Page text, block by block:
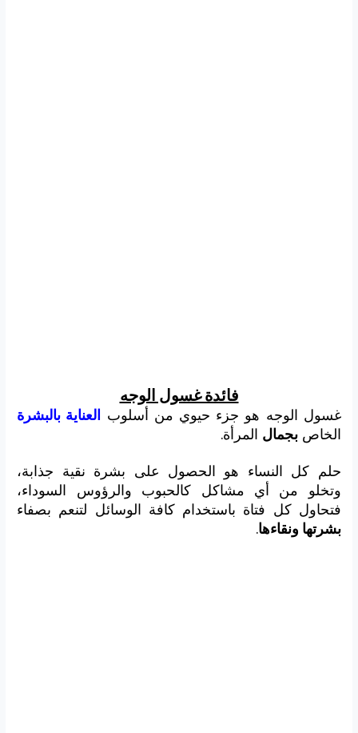
فائدة غسول الوجه
غسول الوجه هو جزء حيوي من أسلوب العناية بالبشرة
الخاصبجمال المرأة.
حلم كل النساء هو الحصول على بشرة نقية جذابة،
وتخلو من أي مشاكل كالحبوب والرؤوس السوداء،
فتحاول كل فتاة باستخدام كافة الوسائل لتنعم بصفاء
بشرتها ونقاءها.